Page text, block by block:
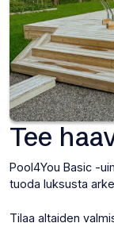
Tee
Pool4You Basic -
tuoda luksusta
Tilaa altaiden